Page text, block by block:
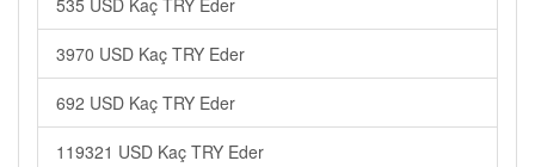
535 USD Kaç TRY Eder
3970 USD Kaç TRY Eder
692 USD Kaç TRY Eder
119321 USD Kaç TRY Eder